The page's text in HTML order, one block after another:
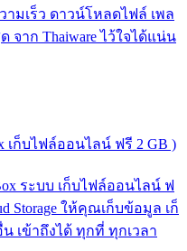
ามเร็ว ดาวน์โหลดไฟล์ เพล
จาก Thaiware ไว้ใจได้แน่น
เก็บไฟล์ออนไลน์ ฟรี 2 GB )
ระบบ เก็บไฟล์ออนไลน์ ฟ
Storage ให้คุณเก็บข้อมูล เก็
เข้าถึงได้ ทุกที่ ทุกเวลา